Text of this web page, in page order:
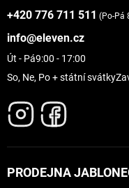
+420 776 711 511 (Po-Pá
info@eleven.cz
Út - Pá9:00 - 17:00
So, Ne, Po + státní svátky
PRODEJNA